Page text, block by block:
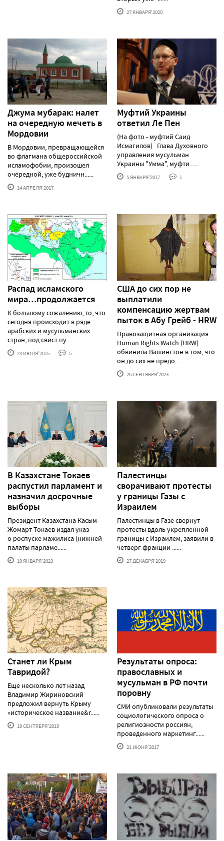
27 ЯНВАРЯ'2020
Джума мубарак: налет
на очередную мечеть в
Мордовии
В Мордовии, превращающейся
во флагмана общероссийской
исламофобии, произошел
очередной, уже будничн......
14 АПРЕЛЯ'2017
Муфтий Украины
ответил Ле Пен
(На фото - муфтий Саид
Исмагилов) Глава Духовного
управления мусульман
Украины "Умма", муфти......
5 ЯНВАРЯ'2017 1
Распад исламского
мира…продолжается
К большому сожалению, то, что
сегодня происходит в ряде
арабских и мусульманских
стран, под свист пу......
23 ИЮЛЯ'2015 5
США до сих пор не
выплатили
компенсацию жертвам
пыток в Абу Грейб - HRW
Правозащитная организация
Human Rights Watch (HRW)
обвинила Вашингтон в том, что
он до сих не предо......
26 СЕНТЯБРЯ'2023
В Казахстане Токаев
распустил парламент и
назначил досрочные
выборы
Президент Казахстана Касым-
Жомарт Токаев издал указ
о роспуске мажилиса (нижней
палаты парламе......
19 ЯНВАРЯ'2023
Палестинцы
сворачивают протесты
у границы Газы с
Израилем
Палестинцы в Газе свернут
протесты вдоль укрепленной
границы с Израилем, заявили в
четверг фракции ......
27 ДЕКАБРЯ'2019
Станет ли Крым
Тавридой?
Еще несколько лет назад
Владимир Жириновский
предложил вернуть Крыму
«историческое название&r......
19 СЕНТЯБРЯ'2019
Результаты опроса:
православных и
мусульман в РФ почти
поровну
СМИ опубликовали результаты
социологического опроса о
религиозности россиян,
проведенного маркетинг......
21 ИЮНЯ'2017